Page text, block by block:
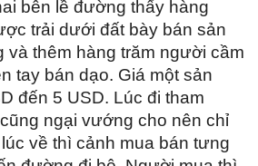
bên lề đường thấy hàng
trải dưới đất bày bán sản
và thêm hàng trăm người cầm
tay bán dạo. Giá một sản
đến 5 USD. Lúc đi tham
ngại vướng cho nên chỉ
về thì cảnh mua bán tưng